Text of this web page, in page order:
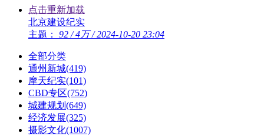
点击重新加载
北京建设纪实
主题： 92 /4万 /2024-10-20 23:04
全部分类
通州新城(419)
摩天纪实(101)
CBD专区(752)
城建规划 (649)
经济发展(325)
摄影文化(1007)